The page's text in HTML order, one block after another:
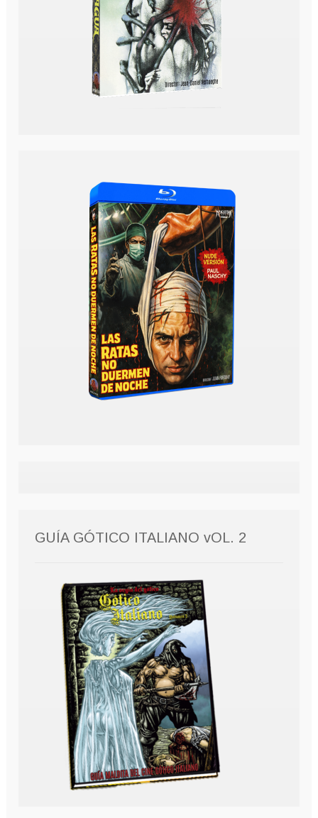
GUÍA GÓTICO ITALIANO vOL. 2